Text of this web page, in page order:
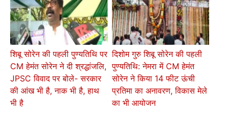
शिबू सोरेन की पहली पुण्यतिथि पर
CM हेमंत सोरेन ने दी श्रद्धांजलि,
JPSC विवाद पर बोले- सरकार
की आंख भी है, नाक भी है, हाथ
भी है
दिशोम गुरु शिबू सोरेन की पहली
पुण्यतिथि: नेमरा में CM हेमंत
सोरेन ने किया 14 फीट ऊंची
प्रतिमा का अनावरण, विकास मेले
का भी आयोजन